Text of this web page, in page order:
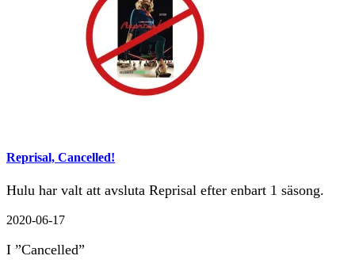
Reprisal, Cancelled!
Hulu har valt att avsluta Reprisal efter enbart 1 säsong.
2020-06-17
I ”Cancelled”